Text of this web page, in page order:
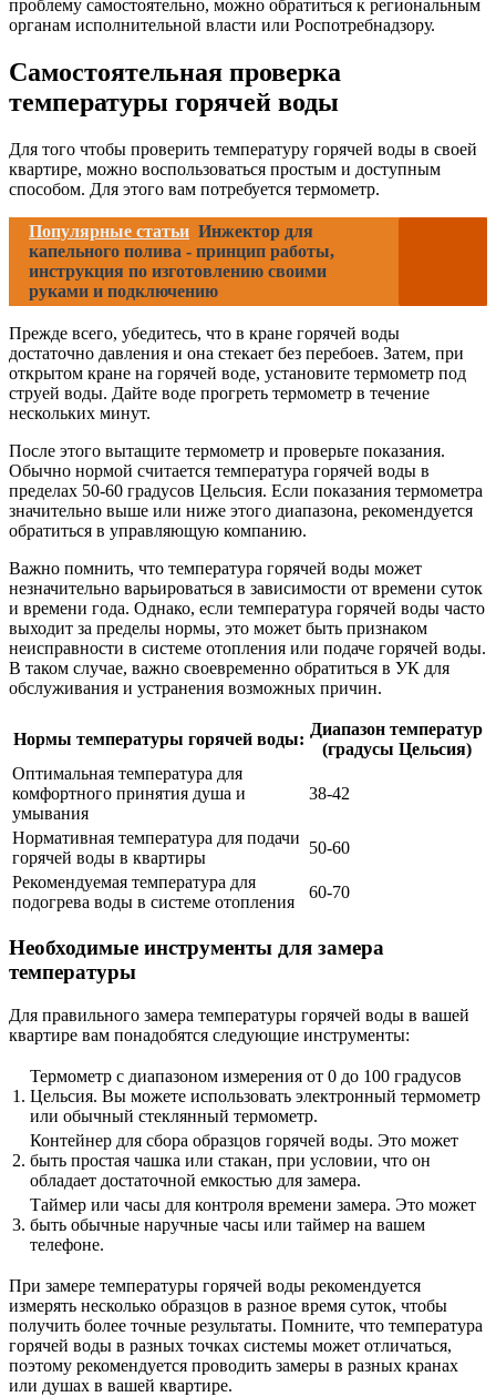
проблему самостоятельно, можно обратиться к региональным
органам исполнительной власти или Роспотребнадзору.
Самостоятельная проверка
температуры горячей воды
Для того чтобы проверить температуру горячей воды в своей
квартире, можно воспользоваться простым и доступным
способом. Для этого вам потребуется термометр.
Популярные статьи Инжектор для
капельного полива - принцип работы,
инструкция по изготовлению своими
руками и подключению
Прежде всего, убедитесь, что в кране горячей воды
достаточно давления и она стекает без перебоев. Затем, при
открытом кране на горячей воде, установите термометр под
струей воды. Дайте воде прогреть термометр в течение
нескольких минут.
После этого вытащите термометр и проверьте показания.
Обычно нормой считается температура горячей воды в
пределах 50-60 градусов Цельсия. Если показания термометра
значительно выше или ниже этого диапазона, рекомендуется
обратиться в управляющую компанию.
Важно помнить, что температура горячей воды может
незначительно варьироваться в зависимости от времени суток
и времени года. Однако, если температура горячей воды часто
выходит за пределы нормы, это может быть признаком
неисправности в системе отопления или подаче горячей воды.
В таком случае, важно своевременно обратиться в УК для
обслуживания и устранения возможных причин.
Нормы температуры горячей воды:
Диапазон температур
(градусы Цельсия)
Оптимальная температура для
комфортного принятия душа и
умывания
38-42
Нормативная температура для подачи
горячей воды в квартиры
50-60
Рекомендуемая температура для
подогрева воды в системе отопления
60-70
Необходимые инструменты для замера
температуры
Для правильного замера температуры горячей воды в вашей
квартире вам понадобятся следующие инструменты:
1.
Термометр с диапазоном измерения от 0 до 100 градусов
Цельсия. Вы можете использовать электронный термометр
или обычный стеклянный термометр.
2.
Контейнер для сбора образцов горячей воды. Это может
быть простая чашка или стакан, при условии, что он
обладает достаточной емкостью для замера.
3.
Таймер или часы для контроля времени замера. Это может
быть обычные наручные часы или таймер на вашем
телефоне.
При замере температуры горячей воды рекомендуется
измерять несколько образцов в разное время суток, чтобы
получить более точные результаты. Помните, что температура
горячей воды в разных точках системы может отличаться,
поэтому рекомендуется проводить замеры в разных кранах
или душах в вашей квартире.